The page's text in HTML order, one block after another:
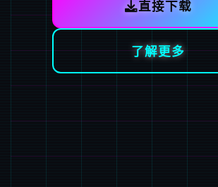
直接下载
了解更多